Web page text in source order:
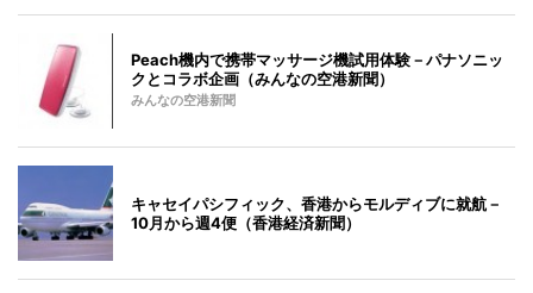
Peach機内で携帯マッサージ機試用体験－パナソニッ
クとコラボ企画（みんなの空港新聞）
みんなの空港新聞
キャセイパシフィック、香港からモルディブに就航－
10月から週4便（香港経済新聞）